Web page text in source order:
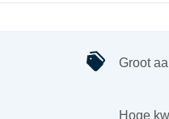
Groot
Hoge